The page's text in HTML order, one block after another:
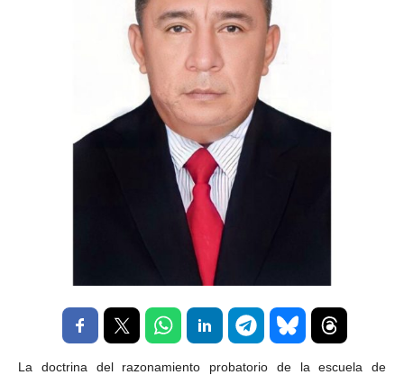
La doctrina del razonamiento probatorio de la escuela de